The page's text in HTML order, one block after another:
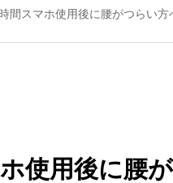
間スマホ使用後に腰がつらい方
使用後に腰